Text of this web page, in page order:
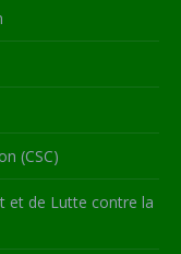
(CSC)
et de Lutte contre la